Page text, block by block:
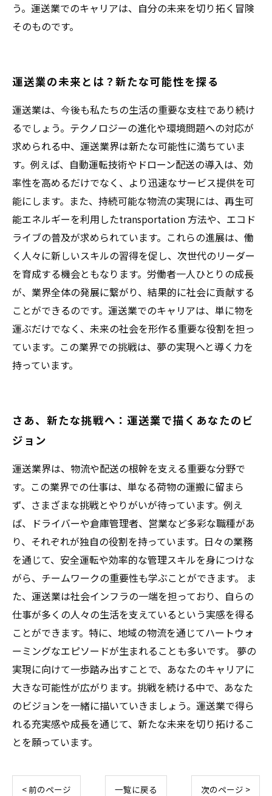
う。運送業でのキャリアは、自分の未来を切り拓く冒険
そのものです。
運送業の未来とは？新たな可能性を探る
運送業は、今後も私たちの生活の重要な支柱であり続け
るでしょう。テクノロジーの進化や環境問題への対応が
求められる中、運送業界は新たな可能性に満ちていま
す。例えば、自動運転技術やドローン配送の導入は、効
率性を高めるだけでなく、より迅速なサービス提供を可
能にします。また、持続可能な物流の実現には、再生可
能エネルギーを利用したtransportation 方法や、エコド
ライブの普及が求められています。これらの進展は、働
く人々に新しいスキルの習得を促し、次世代のリーダー
を育成する機会ともなります。労働者一人ひとりの成長
が、業界全体の発展に繋がり、結果的に社会に貢献する
ことができるのです。運送業でのキャリアは、単に物を
運ぶだけでなく、未来の社会を形作る重要な役割を担っ
ています。この業界での挑戦は、夢の実現へと導く力を
持っています。
さあ、新たな挑戦へ：運送業で描くあなたのビ
ジョン
運送業界は、物流や配送の根幹を支える重要な分野で
す。この業界での仕事は、単なる荷物の運搬に留まら
ず、さまざまな挑戦とやりがいが待っています。例え
ば、ドライバーや倉庫管理者、営業など多彩な職種があ
り、それぞれが独自の役割を持っています。日々の業務
を通じて、安全運転や効率的な管理スキルを身につけな
がら、チームワークの重要性も学ぶことができます。 ま
た、運送業は社会インフラの一端を担っており、自らの
仕事が多くの人々の生活を支えているという実感を得る
ことができます。特に、地域の物流を通じてハートウォ
ーミングなエピソードが生まれることも多いです。 夢の
実現に向けて一歩踏み出すことで、あなたのキャリアに
大きな可能性が広がります。挑戦を続ける中で、あなた
のビジョンを一緒に描いていきましょう。運送業で得ら
れる充実感や成長を通じて、新たな未来を切り拓けるこ
とを願っています。
< 前のページ 一覧に戻る 次のページ >